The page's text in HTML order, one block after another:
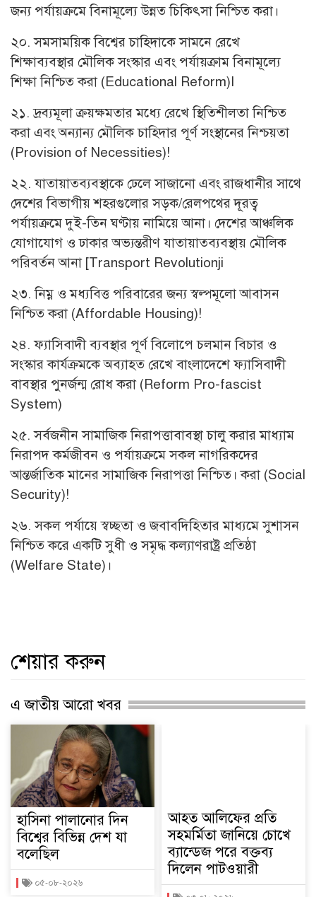
জন্য পর্যায়ক্রমে বিনামূল্যে উন্নত চিকিৎসা নিশ্চিত করা।
২০. সমসাময়িক বিশ্বের চাহিদাকে সামনে রেখে
শিক্ষাব্যবস্থার মৌলিক সংস্কার এবং পর্যায়ক্রাম বিনামূল্যে
শিক্ষা নিশ্চিত করা (Educational Reform)I
২১. দ্রব্যমূলা ক্রয়ক্ষমতার মধ্যে রেখে স্থিতিশীলতা নিশ্চিত
করা এবং অন্যান্য মৌলিক চাহিদার পূর্ণ সংস্থানের নিশ্চয়তা
(Provision of Necessities)!
২২. যাতায়াতব্যবস্থাকে ঢেলে সাজানো এবং রাজধানীর সাথে
দেশের বিভাগীয় শহরগুলোর সড়ক/রেলপথের দূরত্ব
পর্যায়ক্রমে দুই-তিন ঘণ্টায় নামিয়ে আনা। দেশের আঞ্চলিক
যোগাযোগ ও ঢাকার অভ্যন্তরীণ যাতায়াতব্যবস্থায় মৌলিক
পরিবর্তন আনা [Transport Revolutionji
২৩. নিম্ন ও মধ্যবিত্ত পরিবারের জন্য স্বল্পমূলো আবাসন
নিশ্চিত করা (Affordable Housing)!
২৪. ফ্যাসিবাদী ব্যবস্থার পূর্ণ বিলোপে চলমান বিচার ও
সংস্কার কার্যক্রমকে অব্যাহত রেখে বাংলাদেশে ফ্যাসিবাদী
বাবস্থার পুনর্জন্ম রোধ করা (Reform Pro-fascist
System)
২৫. সর্বজনীন সামাজিক নিরাপত্তাবাবস্থা চালু করার মাধ্যাম
নিরাপদ কর্মজীবন ও পর্যায়ক্রমে সকল নাগরিকদের
আন্তর্জাতিক মানের সামাজিক নিরাপত্তা নিশ্চিত। করা (Social
Security)!
২৬. সকল পর্যায়ে স্বচ্ছতা ও জবাবদিহিতার মাধ্যমে সুশাসন
নিশ্চিত করে একটি সুধী ও সমৃদ্ধ কল্যাণরাষ্ট্র প্রতিষ্ঠা
(Welfare State)।
শেয়ার করুন
এ জাতীয় আরো খবর
হাসিনা পালানোর দিন
বিশ্বের বিভিন্ন দেশ যা
বলেছিল
০৫-০৮-২০২৬
আহত আলিফের প্রতি
সহমর্মিতা জানিয়ে চোখে
ব্যান্ডেজ পরে বক্তব্য
দিলেন পাটওয়ারী